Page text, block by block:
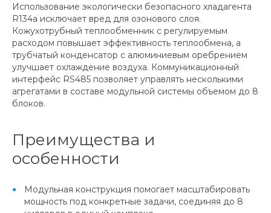
Использование экологически безопасного хладагента
R134a исключает вред для озонового слоя.
Кожухотрубный теплообменник с регулируемым
расходом повышает эффективность теплообмена, а
трубчатый конденсатор с алюминиевым оребрением
улучшает охлаждение воздуха. Коммуникационный
интерфейс RS485 позволяет управлять несколькими
агрегатами в составе модульной системы объемом до 8
блоков.
Преимущества и
особенности
Модульная конструкция помогает масштабировать
мощность под конкретные задачи, соединяя до 8